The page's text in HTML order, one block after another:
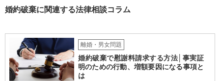
で、お早めにご相談されることをお勧めいたします。
よりますので何ともいえません）。
婚約破棄に関連する法律相談コラム
離婚・男女問題
婚約破棄で慰謝料請求する方法│事実証
明のための行動、増額要因になる事項と
は